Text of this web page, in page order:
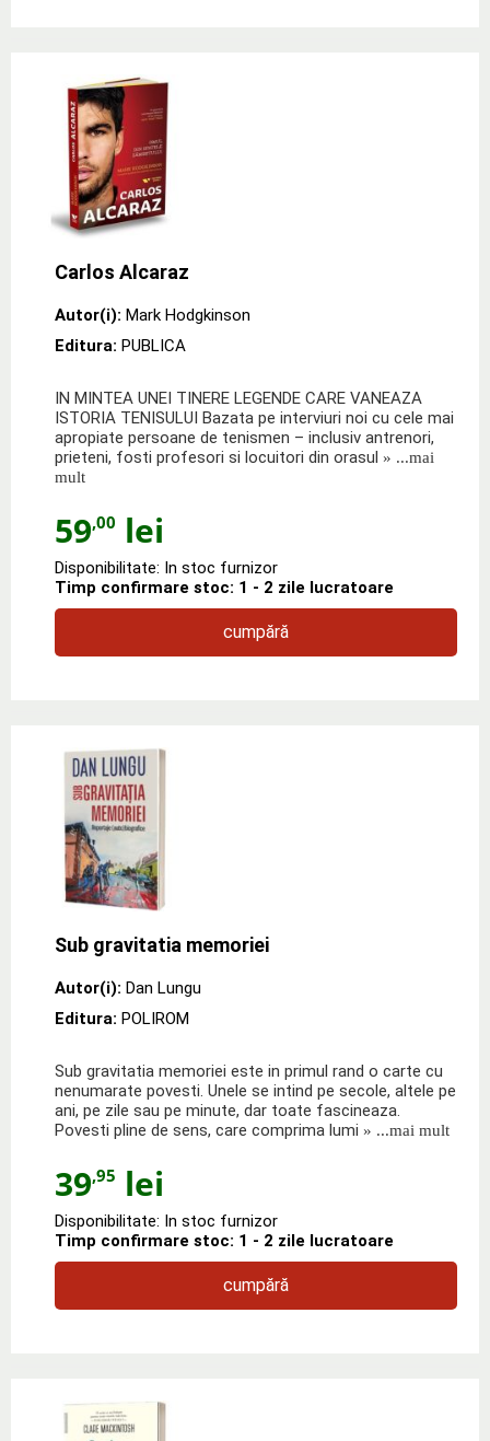
Carlos Alcaraz
Autor(i): Mark Hodgkinson
Editura: PUBLICA
IN MINTEA UNEI TINERE LEGENDE CARE VANEAZA
ISTORIA TENISULUI Bazata pe interviuri noi cu cele mai
apropiate persoane de tenismen – inclusiv antrenori,
prieteni, fosti profesori si locuitori din orasul » ...mai
mult
59,00 lei
Disponibilitate: In stoc furnizor
Timp confirmare stoc: 1 - 2 zile lucratoare
cumpără
Sub gravitatia memoriei
Autor(i): Dan Lungu
Editura: POLIROM
Sub gravitatia memoriei este in primul rand o carte cu
nenumarate povesti. Unele se intind pe secole, altele pe
ani, pe zile sau pe minute, dar toate fascineaza.
Povesti pline de sens, care comprima lumi » ...mai mult
39,95 lei
Disponibilitate: In stoc furnizor
Timp confirmare stoc: 1 - 2 zile lucratoare
cumpără